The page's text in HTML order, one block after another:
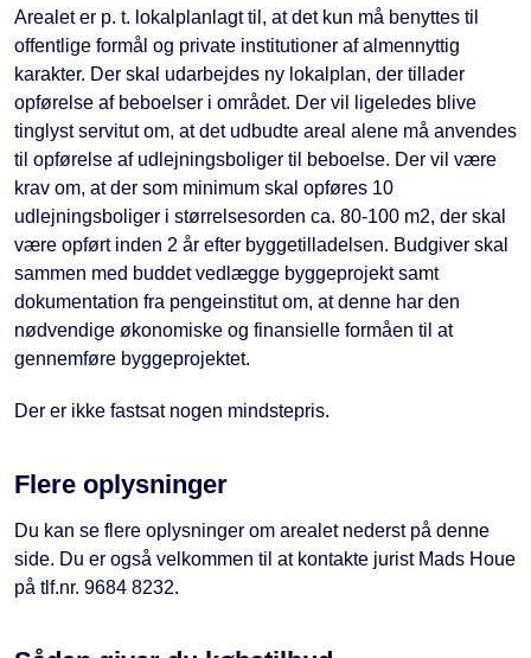
Arealet er p. t. lokalplanlagt til, at det kun må benyttes til
offentlige formål og private institutioner af almennyttig
karakter. Der skal udarbejdes ny lokalplan, der tillader
opførelse af beboelser i området. Der vil ligeledes blive
tinglyst servitut om, at det udbudte areal alene må anvendes
til opførelse af udlejningsboliger til beboelse. Der vil være
krav om, at der som minimum skal opføres 10
udlejningsboliger i størrelsesorden ca. 80-100 m2, der skal
være opført inden 2 år efter byggetilladelsen. Budgiver skal
sammen med buddet vedlægge byggeprojekt samt
dokumentation fra pengeinstitut om, at denne har den
nødvendige økonomiske og finansielle formåen til at
gennemføre byggeprojektet.
Der er ikke fastsat nogen mindstepris.
Flere oplysninger
Du kan se flere oplysninger om arealet nederst på denne
side. Du er også velkommen til at kontakte jurist Mads Houe
på tlf.nr. 9684 8232.